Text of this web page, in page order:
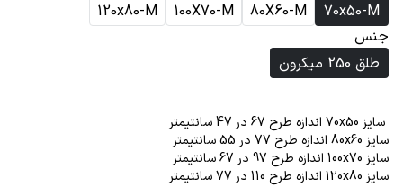
70x50-M
80X60-M
100X70-M
120x80-M
جنس
طلق 250 میکرون
سایز 70x50 اندازه طرح 67 در 47 سانتیمتر
سایز 80x60 اندازه طرح 77 در 55 سانتیمتر
سایز 100x70 اندازه طرح 97 در 67 سانتیمتر
سایز 120x80 اندازه طرح 110 در 77 سانتیمتر